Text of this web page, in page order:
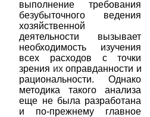
выполнение требования
безубыточного ведения
хозяйственной
деятельности вызывает
необходимость изучения
всех расходов с точки
зрения ихоправданности и
рациональности. Однако
методика такого анализа
еще не была разработана
и по-прежнему главное